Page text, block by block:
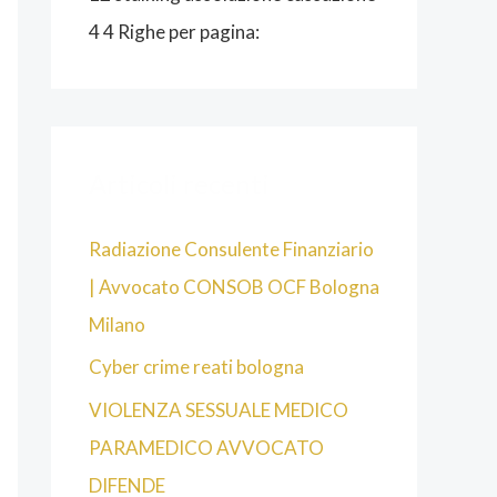
4 4 Righe per pagina:
Radiazione Consulente Finanziario
| Avvocato CONSOB OCF Bologna
Milano
Cyber crime reati bologna
VIOLENZA SESSUALE MEDICO
PARAMEDICO AVVOCATO
DIFENDE